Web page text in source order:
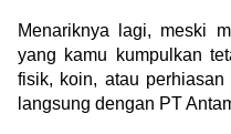
Menariknya lagi, meski
yang kamu kumpulkan
fisik, koin, atau
langsung dengan PT